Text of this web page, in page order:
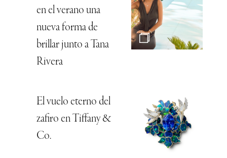
en el verano una
nueva forma de
brillar junto a Tana
Rivera
El vuelo eterno del
zafiro en Tiffany &
Co.